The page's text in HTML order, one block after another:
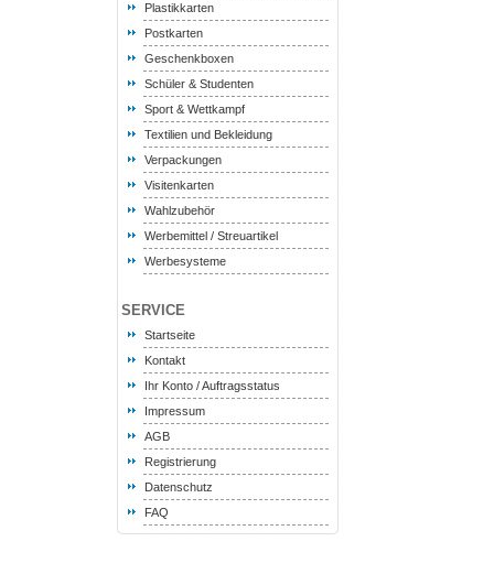
Plastikkarten
Postkarten
Geschenkboxen
Schüler & Studenten
Sport & Wettkampf
Textilien und Bekleidung
Verpackungen
Visitenkarten
Wahlzubehör
Werbemittel / Streuartikel
Werbesysteme
SERVICE
Startseite
Kontakt
Ihr Konto / Auftragsstatus
Impressum
AGB
Registrierung
Datenschutz
FAQ